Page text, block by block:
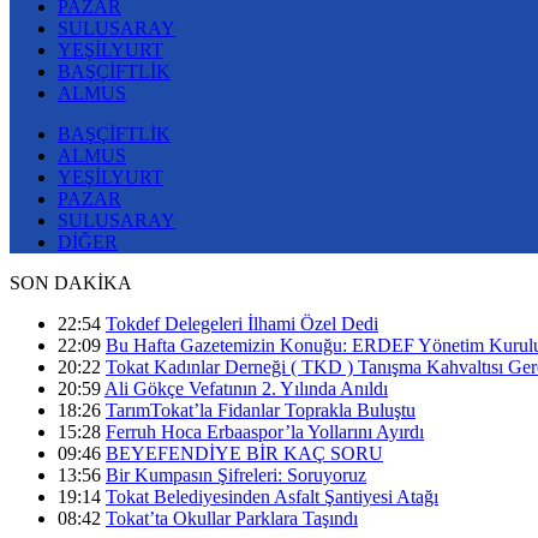
PAZAR
SULUSARAY
YEŞİLYURT
BAŞÇİFTLİK
ALMUS
BAŞÇİFTLİK
ALMUS
YEŞİLYURT
PAZAR
SULUSARAY
DİĞER
SON DAKİKA
22:54 Tokdef Delegeleri İlhami Özel Dedi
22:09 Bu Hafta Gazetemizin Konuğu: ERDEF Yönetim
20:22 Tokat Kadınlar Derneği ( TKD ) Tanışma Kahvaltısı
20:59 Ali Gökçe Vefatının 2. Yılında Anıldı
18:26 TarımTokat’la Fidanlar Toprakla Buluştu
15:28 Ferruh Hoca Erbaaspor’la Yollarını Ayırdı
09:46 BEYEFENDİYE BİR KAÇ SORU
13:56 Bir Kumpasın Şifreleri: Soruyoruz
19:14 Tokat Belediyesinden Asfalt Şantiyesi Atağı
08:42 Tokat’ta Okullar Parklara Taşındı